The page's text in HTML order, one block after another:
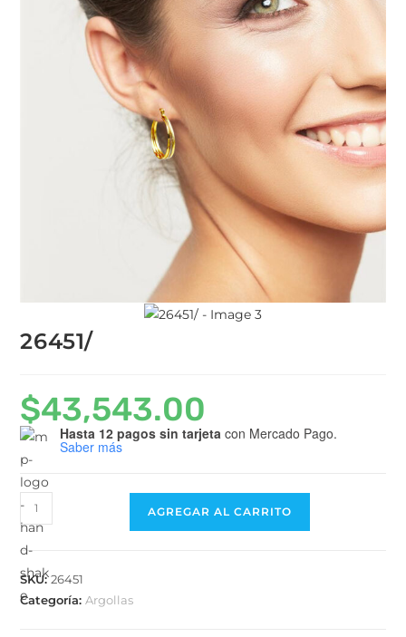
26451/
$43,543.00
Hasta 12 pagos sin tarjeta con Mercado Pago.
Saber más
AGREGAR AL CARRITO
SKU:26451
Categoría:Argollas